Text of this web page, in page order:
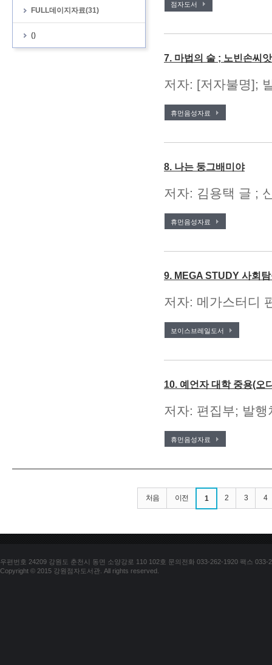
FULL데이지자료(31)
()
점자도서
7. 마법의 술 ; 노빈손씨
저자: [저자불명];
휴먼음성자료
8. 나는 둥그배미야
저자: 김용택 글 ;
휴먼음성자료
9. MEGA STUDY 사회
저자: 메가스터디
보이스브레일도서
10. 예언자 대학 중용(오
저자: 편집부; 발
휴먼음성자료
처음 이전 1 2 3 4
우편번호 24209 강원도 춘천시 동면 소양강로 110 102호 문의전화 033-262-1920 팩스 033-
Copyright © 2015 강원점자도서관. All rights reserved.